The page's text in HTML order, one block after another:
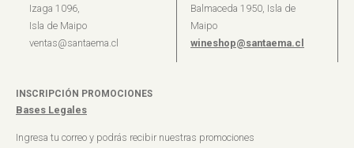
Izaga 1096,
Isla de Maipo
ventas@santaema.cl
Balmaceda 1950, Isla de
Maipo
wineshop@santaema.cl
INSCRIPCIÓN PROMOCIONES
Bases Legales
Ingresa tu correo y podrás recibir nuestras promociones